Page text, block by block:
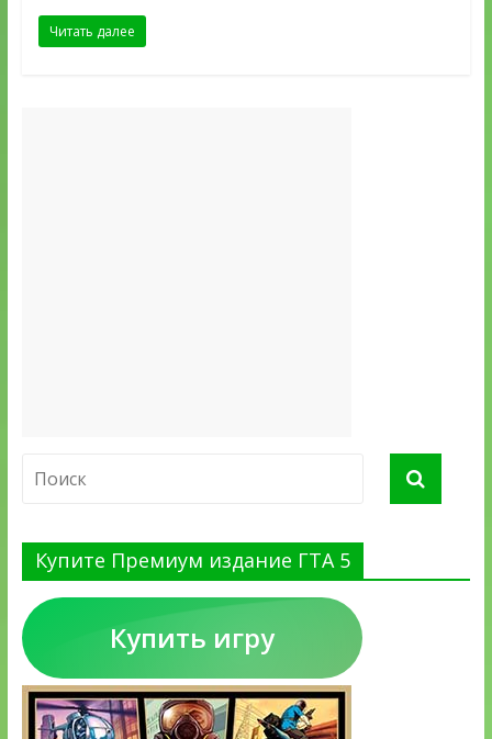
Читать далее
Купите Премиум издание ГТА 5
Купить игру